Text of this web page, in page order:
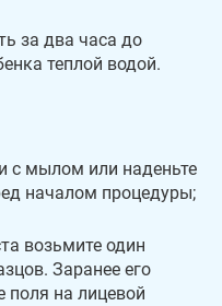
за два часа до
теплой водой.
с мылом или наденьте
началом процедуры;
возьмите один
Заранее его
поля на лицевой